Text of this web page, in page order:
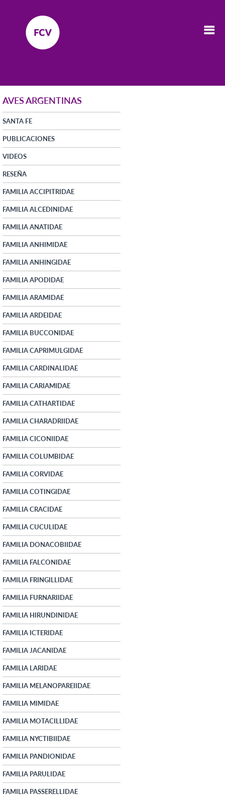
AVES ARGENTINAS
SANTA FE
PUBLICACIONES
VIDEOS
RESEÑA
FAMILIA ACCIPITRIDAE
FAMILIA ALCEDINIDAE
FAMILIA ANATIDAE
FAMILIA ANHIMIDAE
FAMILIA ANHINGIDAE
FAMILIA APODIDAE
FAMILIA ARAMIDAE
FAMILIA ARDEIDAE
FAMILIA BUCCONIDAE
FAMILIA CAPRIMULGIDAE
FAMILIA CARDINALIDAE
FAMILIA CARIAMIDAE
FAMILIA CATHARTIDAE
FAMILIA CHARADRIIDAE
FAMILIA CICONIIDAE
FAMILIA COLUMBIDAE
FAMILIA CORVIDAE
FAMILIA COTINGIDAE
FAMILIA CRACIDAE
FAMILIA CUCULIDAE
FAMILIA DONACOBIIDAE
FAMILIA FALCONIDAE
FAMILIA FRINGILLIDAE
FAMILIA FURNARIIDAE
FAMILIA HIRUNDINIDAE
FAMILIA ICTERIDAE
FAMILIA JACANIDAE
FAMILIA LARIDAE
FAMILIA MELANOPAREIIDAE
FAMILIA MIMIDAE
FAMILIA MOTACILLIDAE
FAMILIA NYCTIBIIDAE
FAMILIA PANDIONIDAE
FAMILIA PARULIDAE
FAMILIA PASSERELLIDAE